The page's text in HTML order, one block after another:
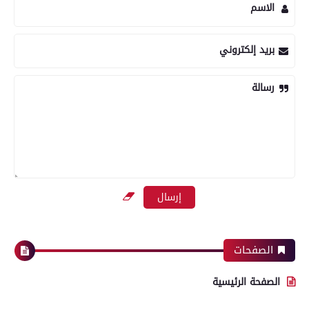
الاسم
بريد إلكتروني
رسالة
الصفحات
الصفحة الرئيسية